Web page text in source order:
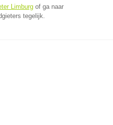
Limburgof ga naar
tegelijk.